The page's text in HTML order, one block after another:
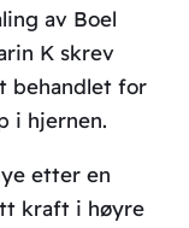
av Boel
K skrev
behandlet for
i hjernen.
etter en
kraft i høyre